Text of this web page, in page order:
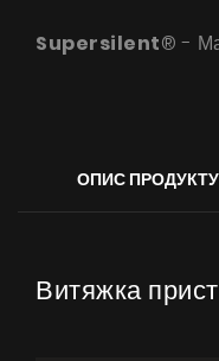
Supersilent® -
ОПИС ПРОДУКТУ
Витяжка